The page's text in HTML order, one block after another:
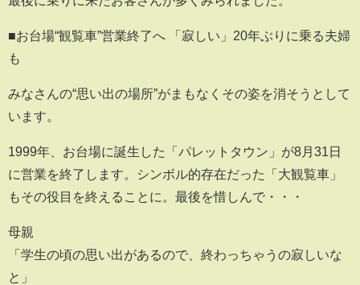
■お台場“観覧車”営業終了へ 「寂しい」20年ぶりに乗る夫婦
も
みなさんの“思い出の場所”がまもなくその姿を消そうとして
います。
1999年、お台場に誕生した「パレットタウン」が8月31日
に営業を終了します。シンボル的存在だった「大観覧車」
もその役目を終えることに。最後を惜しんで・・・
母親
「学生の頃の思い出があるので、終わっちゃうの寂しいな
と」